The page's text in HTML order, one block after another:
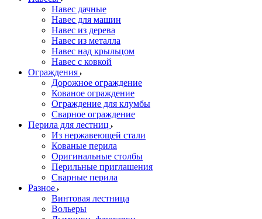
Навес дачные
Навес для машин
Навес из дерева
Навес из металла
Навес над крыльцом
Навес с ковкой
Ограждения
Дорожное ограждение
Кованое ограждение
Ограждение для клумбы
Сварное ограждение
Перила для лестниц
Из нержавеющей стали
Кованые перила
Оригинальные столбы
Перильные приглашения
Сварные перила
Разное
Винтовая лестница
Вольеры